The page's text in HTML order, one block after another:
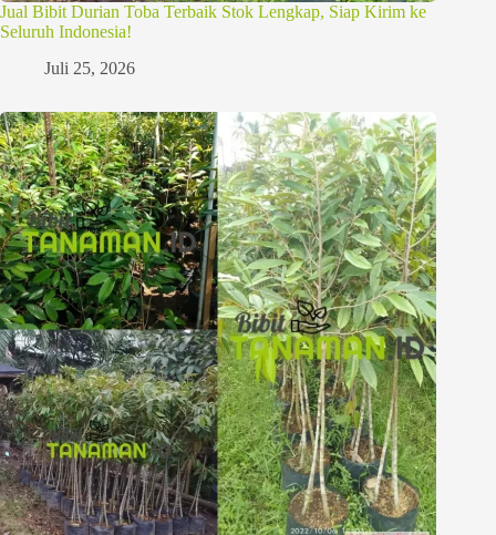
Jual Bibit Durian Toba Terbaik Stok Lengkap, Siap Kirim ke
Seluruh Indonesia!
Juli 25, 2026